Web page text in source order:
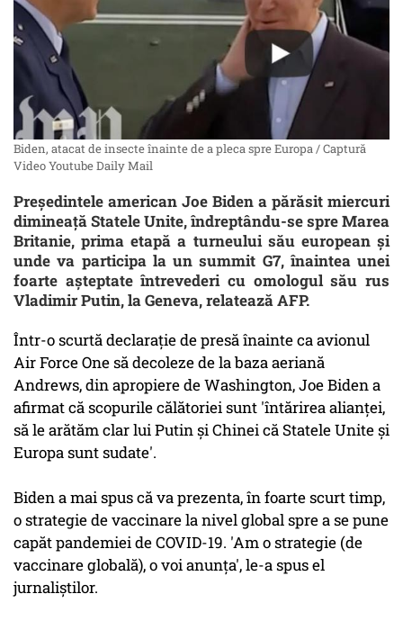
Biden, atacat de insecte înainte de a pleca spre Europa / Captură
Video Youtube Daily Mail
Preşedintele american Joe Biden a părăsit miercuri
dimineaţă Statele Unite, îndreptându-se spre Marea
Britanie, prima etapă a turneului său european şi
unde va participa la un summit G7, înaintea unei
foarte aşteptate întrevederi cu omologul său rus
Vladimir Putin, la Geneva, relatează AFP.
Într-o scurtă declaraţie de presă înainte ca avionul
Air Force One să decoleze de la baza aeriană
Andrews, din apropiere de Washington, Joe Biden a
afirmat că scopurile călătoriei sunt 'întărirea alianţei,
să le arătăm clar lui Putin şi Chinei că Statele Unite şi
Europa sunt sudate'.
Biden a mai spus că va prezenta, în foarte scurt timp,
o strategie de vaccinare la nivel global spre a se pune
capăt pandemiei de COVID-19. 'Am o strategie (de
vaccinare globală), o voi anunţa', le-a spus el
jurnaliştilor.